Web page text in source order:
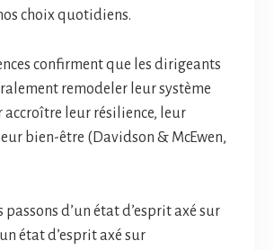
choix quotidiens.
confirment que les dirigeants
remodeler leur système
accroître leur résilience, leur
bien-être (Davidson & McEwen,
passons d’un état d’esprit axé sur
état d’esprit axé sur